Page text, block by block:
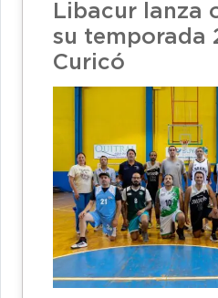
Libacur lanza
su temporada
Curicó